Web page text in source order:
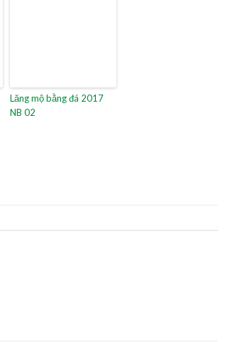
Lăng mộ bằng đá 2017
NB 02